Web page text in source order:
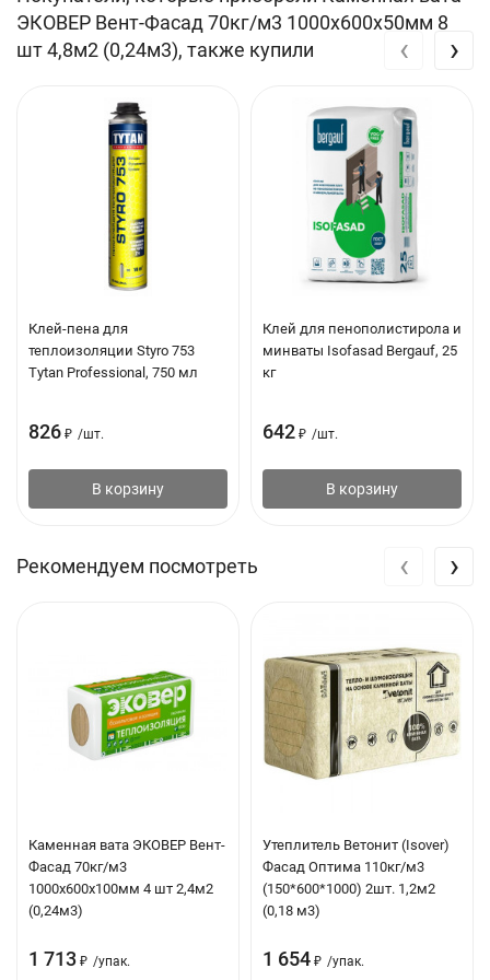
Длина, мм: 1000
Ширина, мм: 600
Толщина, мм: 50
Плотность кг/м3: 70
Количество в упаковке, шт: 8
Объем упаковки, м3: 0.24
Площадь упаковки, м2: 4.8
Вес упаковки, кг: 16.8
Преимущества
высокие прочностные характеристики;
минимальное поглощение влаги из атмосферного воздуха
возможность применения без ветрогидрозащитных
измерения
Вент-
фасад
Вент-
фасад
70
Вент-
фасад
80
0.035
0.035
Теплопроводность
при условии
эксплуатации А /
0.038
/
0.039
0.038
/
ЭКОВЕР Вент-Фасад 70кг/м3 1000x600х50мм 8
шт 4,8м2 (0,24м3), также купили
Клей-пена для
теплоизоляции Styro 753
Tytan Professional, 750 мл
826 ₽ /шт.
В корзину
Клей для пенополистирола и
минваты Isofasad Bergauf, 25
кг
642 ₽ /шт.
В корзину
‹ ›
Рекомендуем посмотреть
Каменная вата ЭКОВЕР Вент-
Фасад 70кг/м3
1000x600х100мм 4 шт 2,4м2
(0,24м3)
1 713 ₽ /упак.
Утеплитель Ветонит (Isover)
Фасад Оптима 110кг/м3
(150*600*1000) 2шт. 1,2м2
(0,18 м3)
1 654 ₽ /упак.
‹ ›